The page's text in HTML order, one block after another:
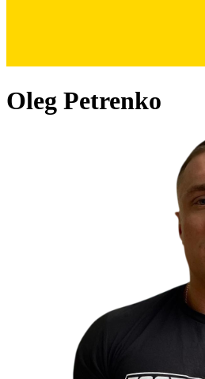
Oleg Petrenko